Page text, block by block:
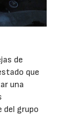
de
que
una
grupo